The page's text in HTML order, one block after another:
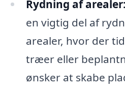
Rydning af arealer:
en vigtig del af
arealer, hvor der
træer eller
ønsker at skabe